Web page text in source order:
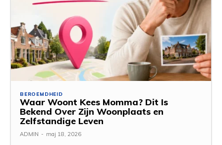
BEROEMDHEID
Waar Woont Kees Momma? Dit Is
Bekend Over Zijn Woonplaats en
Zelfstandige Leven
ADMIN - maj 18, 2026